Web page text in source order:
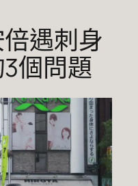
遇刺身
個問題